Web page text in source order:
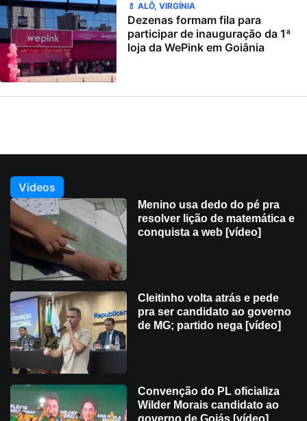
💄 ALÔ, VIRGÍNIA
Dezenas formam fila para
participar de inauguração da 1ª
loja da WePink em Goiânia
Videos
Menino usa dedo do pé pra
resolver lição de matemática e
conquista a web [vídeo]
Cleitinho volta atrás e pede
pra ser candidato ao governo
de MG; partido nega [vídeo]
Convenção do PL oficializa
Wilder Morais candidato ao